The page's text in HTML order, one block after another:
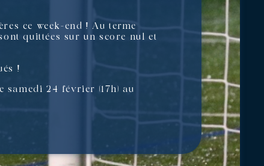
ce week-end ! Au terme
quittées sur un score nul et
!
samedi 24 février (17h) au